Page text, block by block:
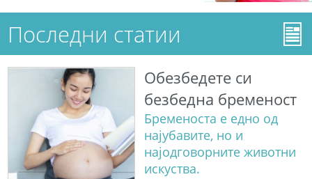
Последни статии
Обезбедете си
безбедна бременост
Бременоста е едно од
најубавите, но и
најодговорните животни
искуства.